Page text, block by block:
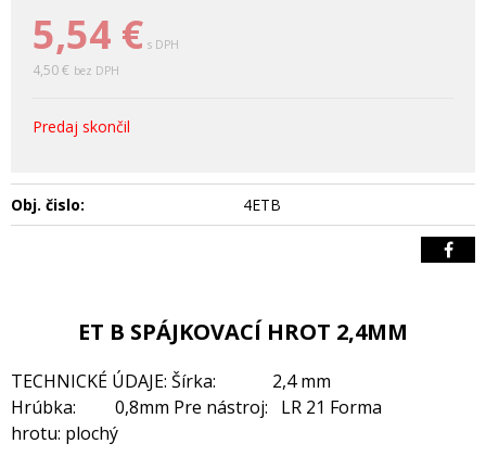
5,54 € s DPH
4,50 € bez DPH
Predaj skončil
Obj. čislo: 4ETB
ET B SPÁJKOVACÍ HROT 2,4MM
TECHNICKÉ ÚDAJE: Šírka: 2,4 mm
Hrúbka: 0,8mm Pre nástroj: LR 21 Forma
hrotu: plochý